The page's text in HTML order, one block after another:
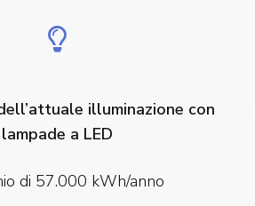
illuminazione con
lampade a LED
di 57.000 kWh/anno